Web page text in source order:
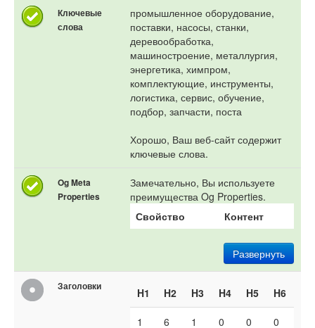
Ключевые
слова
промышленное оборудование,
поставки, насосы, станки,
деревообработка,
машиностроение, металлургия,
энергетика, химпром,
комплектующие, инструменты,
логистика, сервис, обучение,
подбор, запчасти, поста
Хорошо, Ваш веб-сайт содержит
ключевые слова.
Og Meta
Properties
Замечательно, Вы используете
преимущества Og Properties.
Свойство
Контент
Развернуть
Заголовки H1 H2 H3 H4 H5 H6
1 6 1 0 0 0